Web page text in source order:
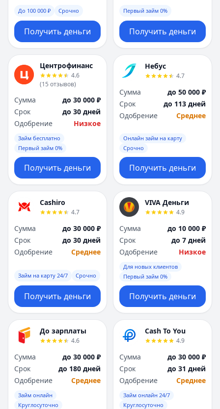
До 100 000 ₽ Срочно
Получить деньги
Первый займ 0%
Получить деньги
Центрофинанс
4.6
(15 отзывов)
Сумма
до 30 000 ₽
Срок
до 30 дней
Одобрение
Низкое
Займ бесплатно
Первый займ 0%
Получить деньги
Небус
4.7
Сумма
до 50 000 ₽
Срок
до 113 дней
Одобрение
Среднее
Онлайн займ на карту
Срочно
Получить деньги
Cashiro
4.7
Сумма
до 30 000 ₽
Срок
до 30 дней
Одобрение
Среднее
Займ на карту 24/7 Срочно
Получить деньги
VIVA Деньги
4.9
Сумма
до 10 000 ₽
Срок
до 7 дней
Одобрение
Низкое
Для новых клиентов
Первый займ 0%
Получить деньги
До зарплаты
4.6
Сумма
до 30 000 ₽
Срок
до 180 дней
Одобрение
Среднее
Займ онлайн
Круглосуточно
Cash To You
4.9
Сумма
до 30 000 ₽
Срок
до 31 дней
Одобрение
Среднее
Займ онлайн 24/7
Круглосуточно